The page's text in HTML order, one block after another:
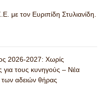
με τον Ευριπίδη Στυλιανίδη.
2026-2027: Χωρίς
για τους κυνηγούς – Νέα
αδειών θήρας